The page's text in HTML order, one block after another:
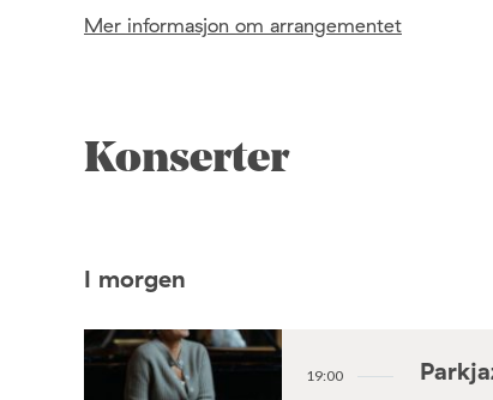
Mer informasjon om arrangementet
Konserter
I morgen
19:00